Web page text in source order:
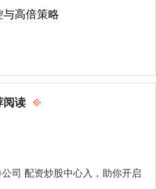
高倍策略
阅读
司 配资炒股中心入，助你开启